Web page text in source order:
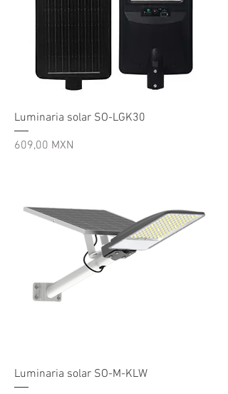
Luminaria solar SO-LGK30
Precio
609,00 MXN
Luminaria solar SO-M-KLW